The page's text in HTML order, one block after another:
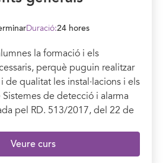
Duració:24 hores
la formació i els
perquè puguin realitzar
de qualitat les instal·lacions i els
de detecció i alarma
pel RD. 513/2017, del 22 de
Veure curs